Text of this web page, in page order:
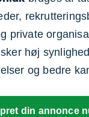
private
høj
og bedre
din annonce